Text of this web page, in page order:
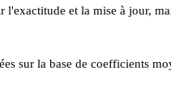
l'exactitude et la mise à jour,
sur la base de coefficients